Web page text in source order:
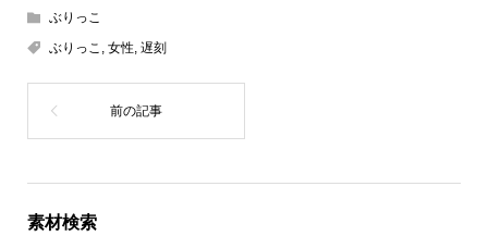
ぶりっこ
ぶりっこ , 女性, 遅刻
素材検索